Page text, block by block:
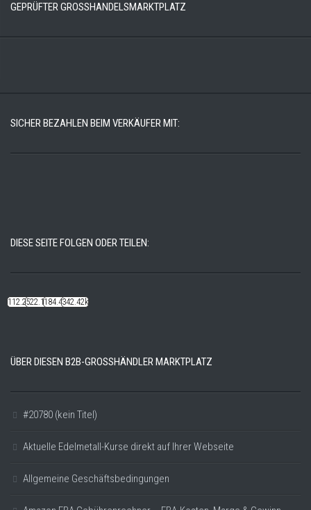
GEPRÜFTER GROSSHANDELSMARKTPLATZ
SICHER BEZAHLEN BEIM VERKÄUFER MIT:
DIESE SEITE FOLGEN ODER TEILEN:
112.22k522.14k184.48k342.42k
ÜBER DIESEN B2B-GROSSHÄNDLER MARKTPLATZ
#20780 (kein Titel)
Aktuelle Edelmetall-Kurse direkt auf Ihrer Webseite
Allgemeine Geschäftsbedingungen